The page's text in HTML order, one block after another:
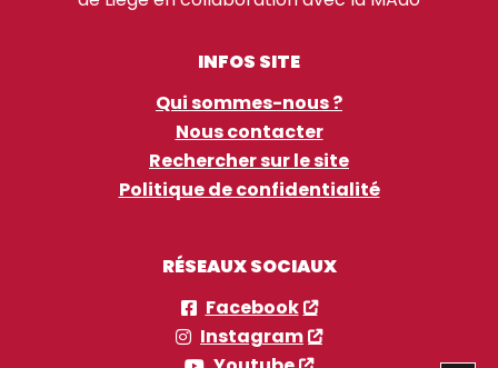
INFOS SITE
Qui sommes-nous ?
Nous contacter
Rechercher sur le site
Politique de confidentialité
RÉSEAUX SOCIAUX
Facebook
Instagram